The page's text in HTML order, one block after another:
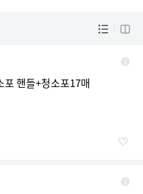
포 핸들+청소포17매